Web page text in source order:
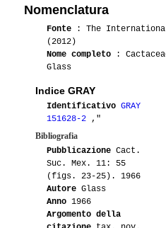
Nomenclatura
Fonte : The
(2012)
Nome completo :
Glass
Indice GRAY
Identificativo GRAY
151628-2 ,"
Bibliografia
Pubblicazione Cact.
Suc. Mex. 11: 55
(figs. 23-25). 1966
Autore Glass
Anno 1966
Argomento della